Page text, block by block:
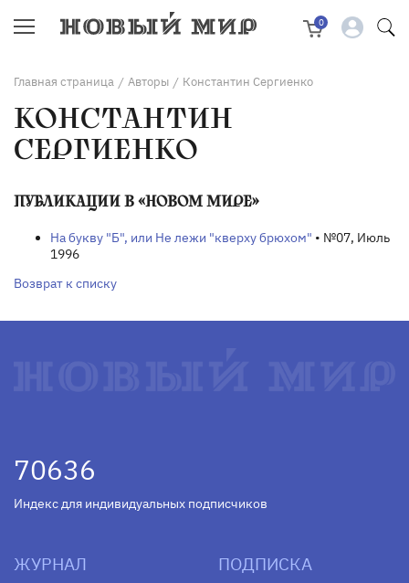
0
Главная страница / Авторы / Константин Сергиенко
КОНСТАНТИН
СЕРГИЕНКО
ПУБЛИКАЦИИ В «НОВОМ МИРЕ»
На букву "Б", или Не лежи "кверху брюхом" • №07, Июль
1996
Возврат к списку
70636
Индекс для индивидуальных подписчиков
ЖУРНАЛ ПОДПИСКА